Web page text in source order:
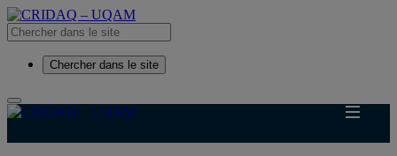
Chercher dans le site